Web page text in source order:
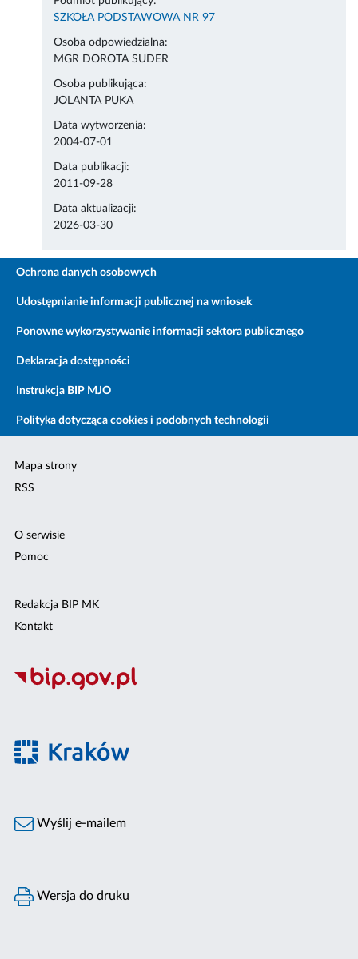
SZKOŁA PODSTAWOWA NR 97
Osoba odpowiedzialna:
MGR DOROTA SUDER
Osoba publikująca:
JOLANTA PUKA
Data wytworzenia:
2004-07-01
Data publikacji:
2011-09-28
Data aktualizacji:
2026-03-30
Ochrona danych osobowych
Udostępnianie informacji publicznej na wniosek
Ponowne wykorzystywanie informacji sektora publicznego
Deklaracja dostępności
Instrukcja BIP MJO
Polityka dotycząca cookies i podobnych technologii
Mapa strony
RSS
O serwisie
Pomoc
Redakcja BIP MK
Kontakt
Wyślij e-mailem
Wersja do druku